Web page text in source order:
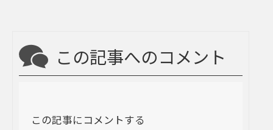
この記事へのコメント
この記事にコメントする